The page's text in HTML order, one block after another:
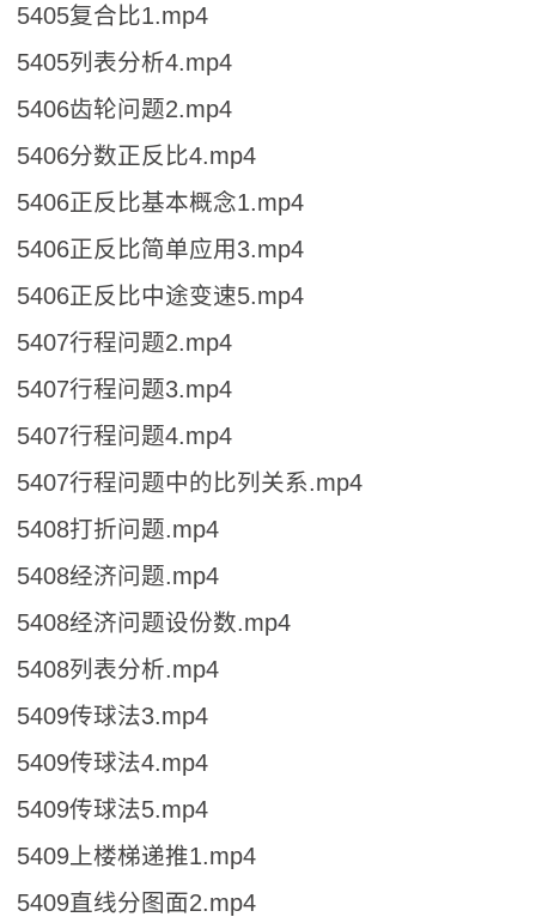
5405复合比1.mp4
5405列表分析4.mp4
5406齿轮问题2.mp4
5406分数正反比4.mp4
5406正反比基本概念1.mp4
5406正反比简单应用3.mp4
5406正反比中途变速5.mp4
5407行程问题2.mp4
5407行程问题3.mp4
5407行程问题4.mp4
5407行程问题中的比列关系.mp4
5408打折问题.mp4
5408经济问题.mp4
5408经济问题设份数.mp4
5408列表分析.mp4
5409传球法3.mp4
5409传球法4.mp4
5409传球法5.mp4
5409上楼梯递推1.mp4
5409直线分图面2.mp4